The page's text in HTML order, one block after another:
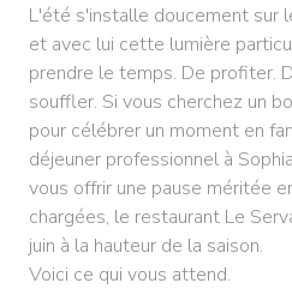
L'été s'installe doucement sur
et avec lui cette lumière
prendre le temps. De profiter.
souffler. Si vous cherchez un
pour célébrer un moment en
déjeuner professionnel à
vous offrir une pause méritée
chargées, le restaurant Le
juin à la hauteur de la saison.
Voici ce qui vous attend.